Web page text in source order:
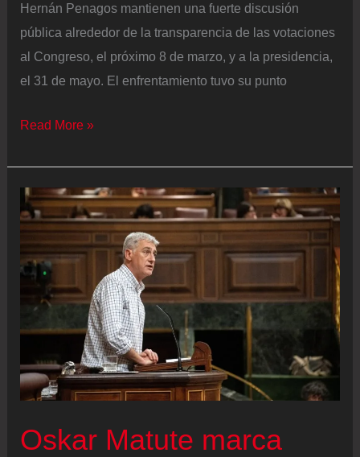
Hernán Penagos mantienen una fuerte discusión
pública alrededor de la transparencia de las votaciones
al Congreso, el próximo 8 de marzo, y a la presidencia,
el 31 de mayo. El enfrentamiento tuvo su punto
El
Petro
arremete
contra
el
sistema
electoral
mientras
registrador
Penagos
respeto
Read More »
Oskar Matute marca